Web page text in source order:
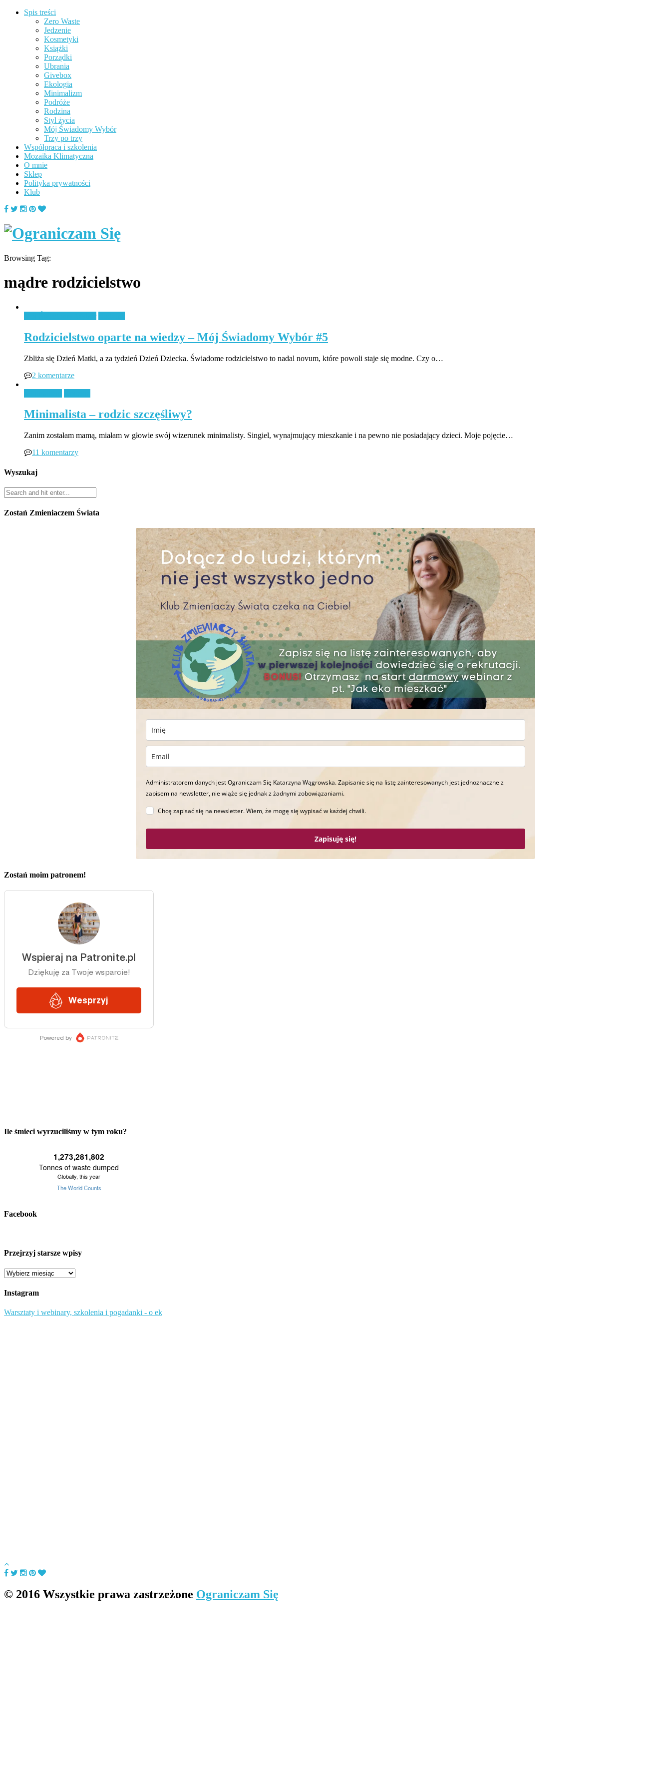
Spis treści
Zero Waste
Jedzenie
Kosmetyki
Książki
Porządki
Ubrania
Givebox
Ekologia
Minimalizm
Podróże
Rodzina
Styl życia
Mój Świadomy Wybór
Trzy po trzy
Współpraca i szkolenia
Mozaika Klimatyczna
O mnie
Sklep
Polityka prywatności
Klub
Browsing Tag:
mądre rodzicielstwo
Rodzicielstwo oparte na wiedzy – Mój Świadomy Wybór #5
Zbliża się Dzień Matki, a za tydzień Dzień Dziecka. Świadome rodzicielstwo to nadal novum, które powoli staje się modne. Czy o…
2 komentarze
Minimalista – rodzic szczęśliwy?
Zanim zostałam mamą, miałam w głowie swój wizerunek minimalisty. Singiel, wynajmujący mieszkanie i na pewno nie posiadający dzieci. Moje pojęcie…
11 komentarzy
Wyszukaj
Zostań Zmieniaczem Świata
Administratorem danych jest Ograniczam Się Katarzyna Wągrowska. Zapisanie się na listę zainteresowanych jest jednoznaczne z
zapisem na newsletter, nie wiąże się jednak z żadnymi zobowiązaniami.
Chcę zapisać się na newsletter. Wiem, że mogę się wypisać w każdej chwili.
Zapisuję się!
Zostań moim patronem!
Ile śmieci wyrzuciliśmy w tym roku?
Facebook
Przejrzyj starsze wpisy
Przejrzyj
wpisy
Instagram
Warsztaty i webinary, szkolenia i pogadanki - o ek
© 2016 Wszystkie prawa zastrzeżone Ograniczam Się